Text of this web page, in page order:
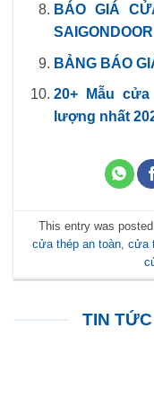
BÁO GIÁ
BẢNG BÁO
20+ Mẫu
lượng nhất
This entry was
cửa thép an toàn, cửa
TIN